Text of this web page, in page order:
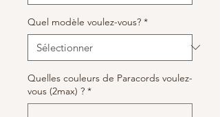
Quel modèle voulez-vous? *
Quelles couleurs de Paracords voulez-
vous (2max) ? *